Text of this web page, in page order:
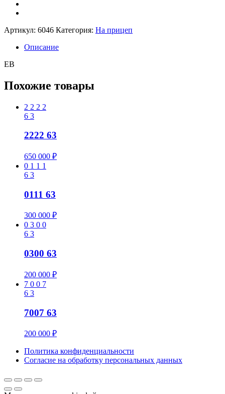
Артикул: 6046 Категория: На прицеп
Описание
ЕВ
Похожие товары
2 2 2 2
6 3
2222 63
650 000 ₽
0 1 1 1
6 3
0111 63
300 000 ₽
0 3 0 0
6 3
0300 63
200 000 ₽
7 0 0 7
6 3
7007 63
200 000 ₽
Политика конфиденциальности
Cогласие на обработку персональных данных